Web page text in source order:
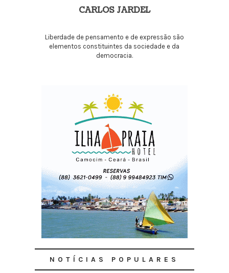
CARLOS JARDEL
Liberdade de pensamento e de expressão são
elementos constituintes da sociedade e da
democracia.
NOTÍCIAS POPULARES